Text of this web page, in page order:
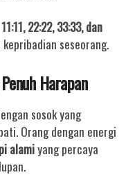
11:11, 22:22, 33:33, dan
seseorang.
Harapan
sosok yang
Orang dengan energi
alamiyang percaya